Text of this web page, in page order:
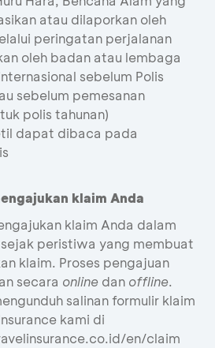
atau dilaporkan oleh
peringatan perjalanan
oleh badan atau lembaga
sebelum Polis
sebelum pemesanan
polis tahunan)
dapat dibaca pada
klaim Anda
klaim Anda dalam
peristiwa yang membuat
klaim. Proses pengajuan
secara online dan offline.
salinan formulir klaim
kami di
en/claim